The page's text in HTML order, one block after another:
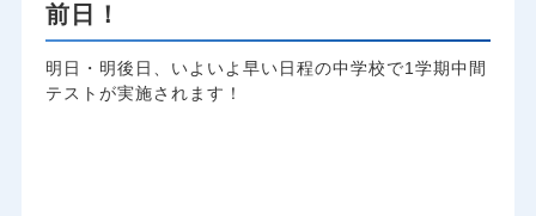
前日！
明日・明後日、いよいよ早い日程の中学校で1学期中間
テストが実施されます！